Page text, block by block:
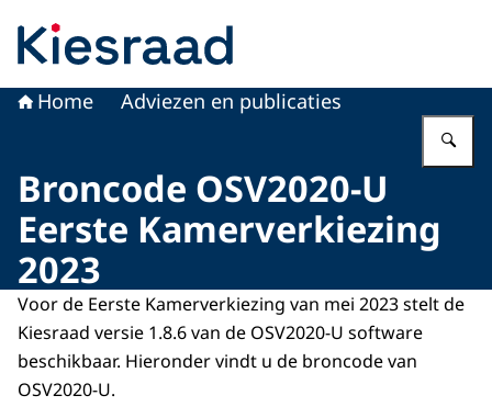
Home Adviezen en publicaties
Broncode OSV2020-U
Eerste Kamerverkiezing
2023
Voor de Eerste Kamerverkiezing van mei 2023 stelt de
Kiesraad versie 1.8.6 van de OSV2020-U software
beschikbaar. Hieronder vindt u de broncode van
OSV2020-U.